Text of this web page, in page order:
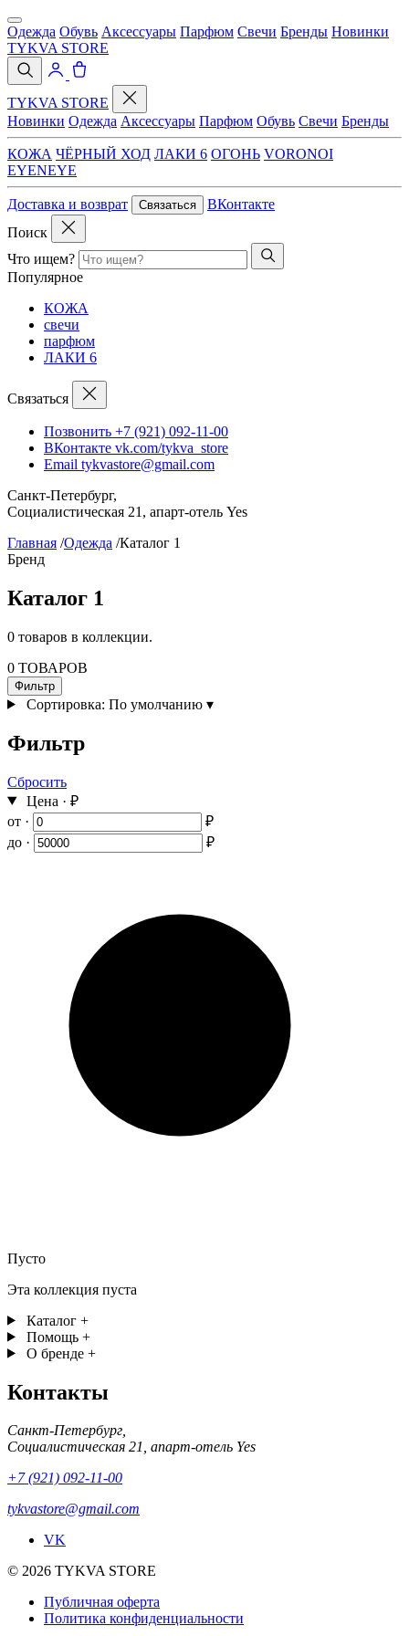
Одежда Обувь Аксессуары Парфюм Свечи Бренды Новинки
TYKVA STORE
TYKVA STORE
Новинки Одежда Аксессуары Парфюм Обувь Свечи Бренды
КОЖА ЧЁРНЫЙ ХОД ЛАКИ 6 ОГОНЬ VORONOI
EYENEYE
Доставка и возврат Связаться
ВКонтакте
Поиск
Что ищем?
Популярное
КОЖА
свечи
парфюм
ЛАКИ 6
Связаться
Позвонить +7 (921) 092-11-00
ВКонтакте vk.com/tykva_store
Email tykvastore@gmail.com
Санкт-Петербург,
Социалистическая 21, апарт-отель Yes
Главная /Одежда /Каталог 1
Бренд
Каталог 1
0 товаров в коллекции.
0 ТОВАРОВ
Фильтр
Сортировка: По умолчанию ▾
Фильтр
Сбросить
Цена · ₽
от ·
₽
до ·
₽
Пусто
Эта коллекция пуста
Каталог +
Помощь +
О бренде +
Контакты
Санкт-Петербург,
Социалистическая 21, апарт-отель Yes
+7 (921) 092-11-00
tykvastore@gmail.com
VK
© 2026 TYKVA STORE
Публичная оферта
Политика конфиденциальности